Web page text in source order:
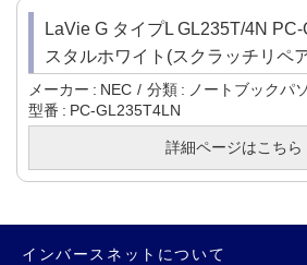
LaVie G タイプL GL235T/4N
スタルホワイト(スクラッチリペ
メーカー NEC 分類
ノートブックパ
型番
PC-GL235T4LN
詳細ページはこちら
インバースネットについて